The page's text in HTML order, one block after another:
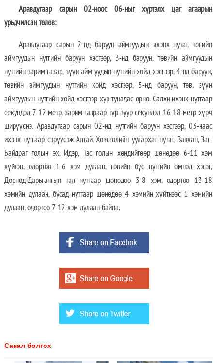
Аравдугаар сарын 02-ноос 06-ныг хүртэлх цаг агаарын
урьдчилсан төлөв:
Аравдугаар сарын 2-нд баруун аймгуудын ихэнх нутаг, төвийн
аймгуудын нутгийн баруун хэсгээр, 3-нд баруун, төвийн аймгуудын
нутгийн зарим газар, зүүн аймгуудын нутгийн хойд хэсгээр, 4-нд баруун,
төвийн аймгуудын нутгийн хойд хэсгээр, 5-нд баруун, төв, зүүн
аймгуудын нутгийн хойд хэсгээр хур тунадас орно. Салхи ихэнх нутгаар
секундэд 7-12 метр, зарим газраар түр зуур секундэд 16-18 метр хүрч
ширүүснэ. Аравдугаар сарын 02-нд нутгийн баруун хэсгээр, 03-наас
ихэнх нутгаар сэрүүсэж Алтай, Хөвсгөлийн уулархаг нутаг, Завхан, Заг-
Байдраг голын эх, Идэр, Тэс голын хөндийгөөр шөнөдөө 6-11 хэм
хүйтэн, өдөртөө 1-6 хэм дулаан, говийн бүс нутгийн өмнөд хэсэг,
Дорнод-Дарьгангын тал нутгаар шөнөдөө 3-8 хэм, өдөртөө 13-18
хэмийн дулаан, бусад нутгаар шөнөдөө 4 хэмийн хүйтнээс 1 хэмийн
дулаан, өдөртөө 7-12 хэм дулаан байна.
Санал болгох